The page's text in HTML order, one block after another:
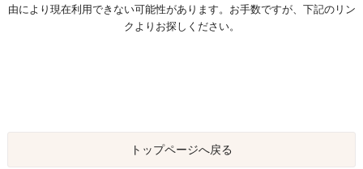
由により現在利用できない可能性があります。お手数ですが、下記のリン
クよりお探しください。
トップページへ戻る